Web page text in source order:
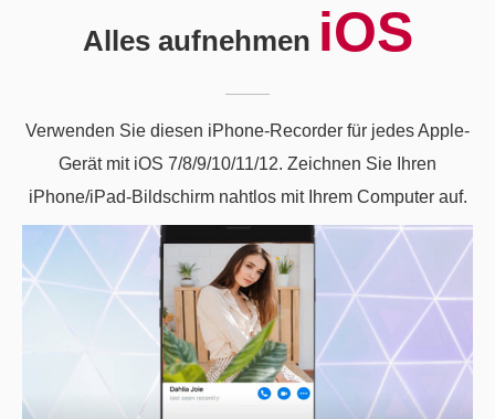
Alles aufnehmen iOS
Verwenden Sie diesen iPhone-Recorder für jedes Apple-
Gerät mit iOS 7/8/9/10/11/12. Zeichnen Sie Ihren
iPhone/iPad-Bildschirm nahtlos mit Ihrem Computer auf.